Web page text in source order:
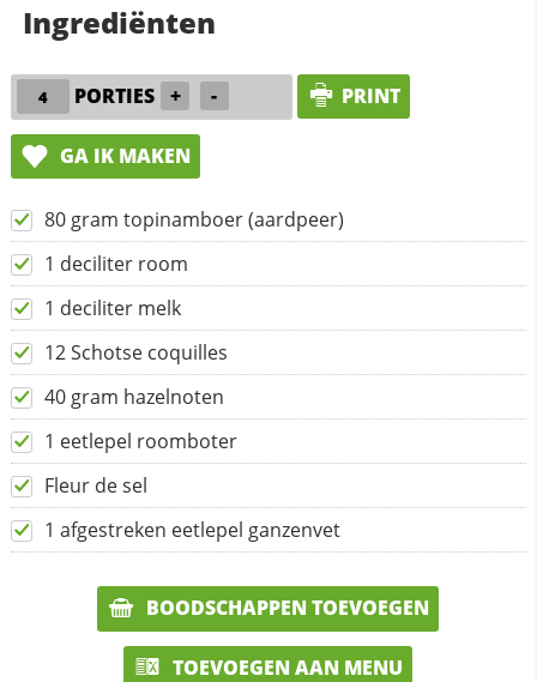
Ingrediënten
PORTIES + - PRINT
GA IK MAKEN
80 gram topinamboer (aardpeer)
1 deciliter room
1 deciliter melk
12 Schotse coquilles
40 gram hazelnoten
1 eetlepel roomboter
Fleur de sel
1 afgestreken eetlepel ganzenvet
BOODSCHAPPEN TOEVOEGEN
TOEVOEGEN AAN MENU